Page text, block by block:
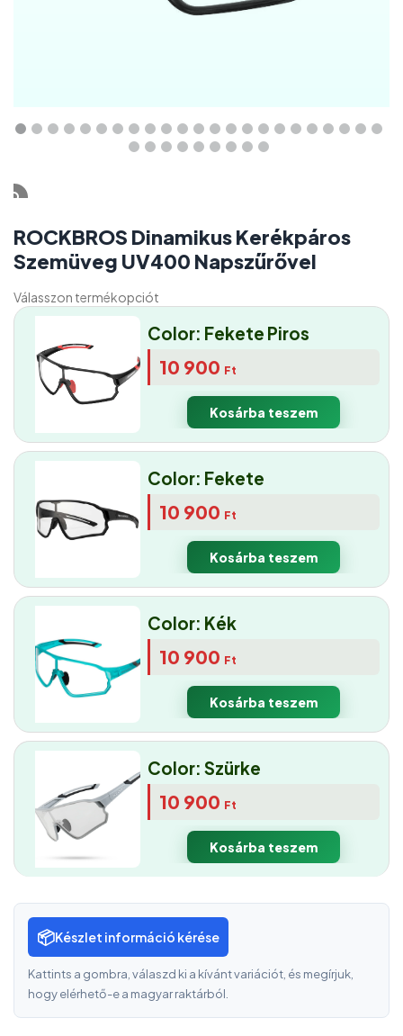
ROCKBROS Dinamikus Kerékpáros
Szemüveg UV400 Napszűrővel
Válasszon termékopciót
Color: Fekete Piros
10 900 Ft
Kosárba teszem
Color: Fekete
10 900 Ft
Kosárba teszem
Color: Kék
10 900 Ft
Kosárba teszem
Color: Szürke
10 900 Ft
Kosárba teszem
📦Készlet információ kérése
Kattints a gombra, válaszd ki a kívánt variációt, és megírjuk,
hogy elérhető-e a magyar raktárból.